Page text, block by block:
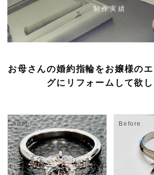
制作実績
お母さんの婚約指輪をお嬢様の
グにリフォームして欲し